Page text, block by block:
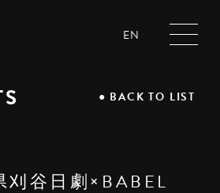
EN
● BACK TO LIST
谷日劇×BABEL